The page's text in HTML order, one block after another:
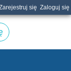
się Zaloguj się